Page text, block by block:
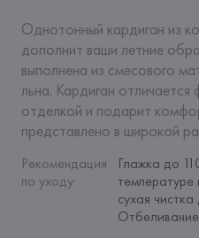
Однотонный кардиган из
дополнит ваши летние
выполнена из смесового
льна. Кардиган
отделкой и подарит
представлено в широкой
Рекомендация
по уходу:
Глажка до
сухая